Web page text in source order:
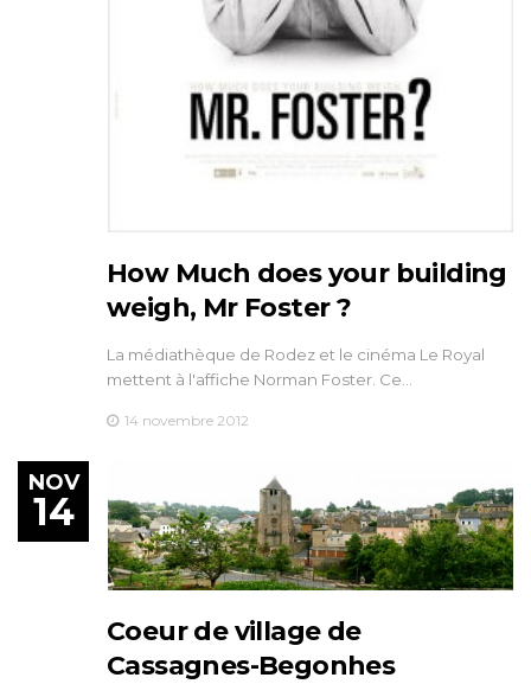
How Much does your building
weigh, Mr Foster ?
La médiathèque de Rodez et le cinéma Le Royal
mettent à l'affiche Norman Foster. Ce…
14 novembre 2012
NOV
14
Coeur de village de
Cassagnes-Begonhes